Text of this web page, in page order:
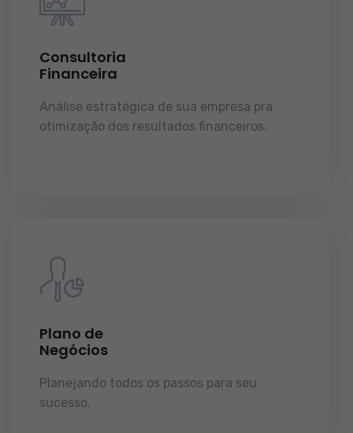
Consultoria
Financeira
Análise estratégica de sua empresa pra
otimização dos resultados financeiros.
Plano de
Negócios
Planejando todos os passos para seu
sucesso.